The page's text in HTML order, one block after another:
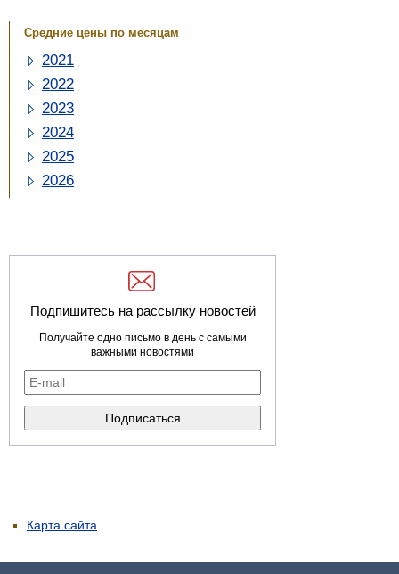
Средние цены по месяцам
2021
2022
2023
2024
2025
2026
Подпишитесь на рассылку новостей
Получайте одно письмо в день с самыми
важными новостями
Карта сайта